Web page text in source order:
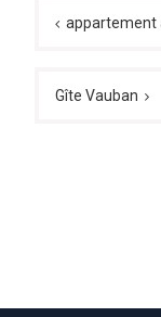
de appartement
Gîte Vauban